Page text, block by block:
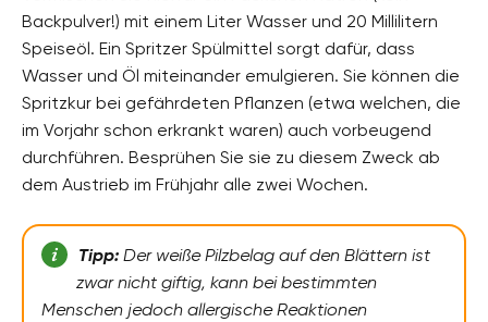
Backpulver!) mit einem Liter Wasser und 20 Millilitern
Speiseöl. Ein Spritzer Spülmittel sorgt dafür, dass
Wasser und Öl miteinander emulgieren. Sie können die
Spritzkur bei gefährdeten Pflanzen (etwa welchen, die
im Vorjahr schon erkrankt waren) auch vorbeugend
durchführen. Besprühen Sie sie zu diesem Zweck ab
dem Austrieb im Frühjahr alle zwei Wochen.
Tipp:Der weiße Pilzbelag auf den Blättern ist
zwar nicht giftig, kann bei bestimmten
Menschen jedoch allergische Reaktionen